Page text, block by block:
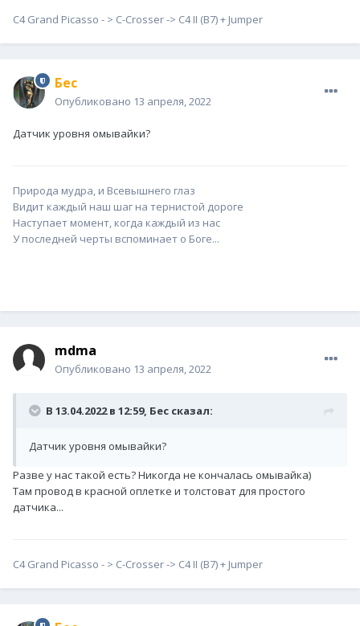
С4 Grand Picasso - > С-Сrosser -> C4 II (B7) + Jumper
Бес
Опубликовано 13 апреля, 2022
Датчик уровня омывайки?
Природа мудра, и Всевышнего глаз
Видит каждый наш шаг на тернистой дороге
Наступает момент, когда каждый из нас
У последней черты вспоминает о Боге...
mdma
Опубликовано 13 апреля, 2022
В 13.04.2022 в 12:59, Бес сказал:
Датчик уровня омывайки?
Разве у нас такой есть? Никогда не кончалась омывайка)
Там провод в красной оплетке и толстоват для простого
датчика...
С4 Grand Picasso - > С-Сrosser -> C4 II (B7) + Jumper